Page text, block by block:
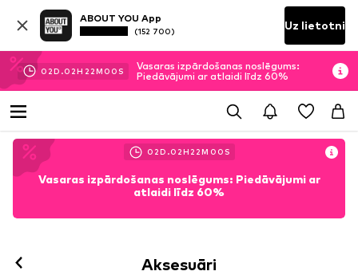
ABOUT YOU App
(152 700) Uz lietotni
02D.02H 21M 58S
Vasaras izpārdošanas noslēgums:
Piedāvājumi ar atlaidi līdz 60%
02D.02H 21M 58S
Vasaras izpārdošanas noslēgums: Piedāvājumi ar
atlaidi līdz 60%
Aksesuāri